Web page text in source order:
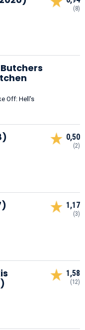
(8)
Off: Hell's
0,50
(2)
1,17
(3)
1,58
(12)